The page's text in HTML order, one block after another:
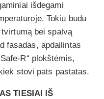
išdegami
Tokiu būdu
bei spalvą
fasadas, apdailintas
R“ plokštėmis,
stovi pats pastatas.
TIESIAI IŠ